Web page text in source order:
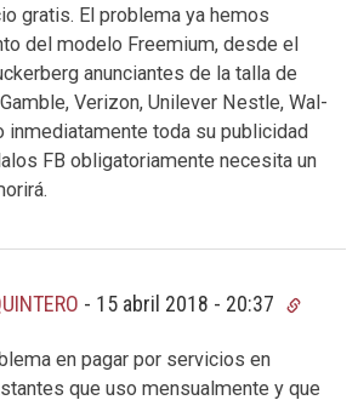
gratis. El problema ya hemos
del modelo Freemium, desde el
anunciantes de la talla de
Verizon, Unilever Nestle, Wal-
inmediatamente toda su publicidad
FB obligatoriamente necesita un
- 15 abril 2018 - 20:37
en pagar por servicios en
que uso mensualmente y que